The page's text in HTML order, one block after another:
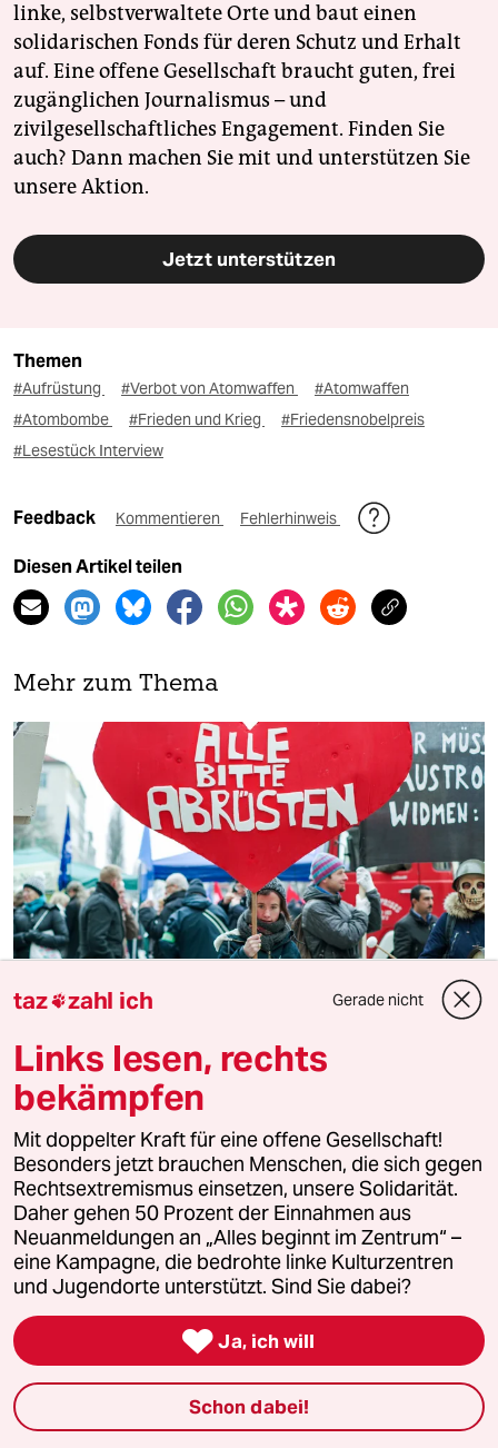
linke, selbstverwaltete Orte und baut einen
solidarischen Fonds für deren Schutz und Erhalt
auf. Eine offene Gesellschaft braucht guten, frei
zugänglichen Journalismus – und
zivilgesellschaftliches Engagement. Finden Sie
auch? Dann machen Sie mit und unterstützen Sie
unsere Aktion.
Jetzt unterstützen
Themen
#Aufrüstung #Verbot von Atomwaffen
#Atomwaffen
#Atombombe
#Frieden und Krieg
#Friedensnobelpreis
#Lesestück Interview
Feedback Kommentieren Fehlerhinweis
Diesen Artikel teilen
Mehr zum Thema
SPD-Fraktionsvize kritisiert Groko
Der Unmut über die strikte Ablehnung des UN-
Atomwaffenverbots wächst. Die Linkspartei wirft der
Bundesregierung Täuschung vor.
Parlamentskreis für den Verbotsvertrag
taz zahl ich Gerade nicht
Links lesen, rechts
bekämpfen
Mit doppelter Kraft für eine offene Gesellschaft!
Besonders jetzt brauchen Menschen, die sich gegen
Rechtsextremismus einsetzen, unsere Solidarität.
Daher gehen 50 Prozent der Einnahmen aus
Neuanmeldungen an „Alles beginnt im Zentrum“ –
eine Kampagne, die bedrohte linke Kulturzentren
und Jugendorte unterstützt. Sind Sie dabei?
 Ja, ich will
Schon dabei!